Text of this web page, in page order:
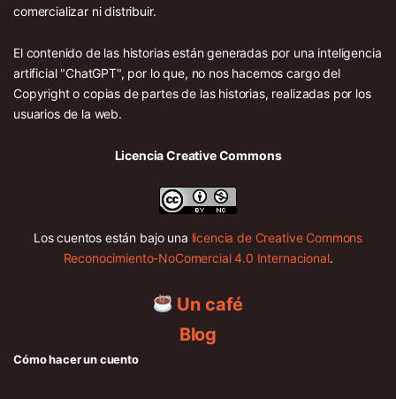
comercializar ni distribuir.
El contenido de las historias están generadas por una inteligencia
artificial "ChatGPT", por lo que, no nos hacemos cargo del
Copyright o copias de partes de las historias, realizadas por los
usuarios de la web.
Licencia Creative Commons
Los cuentos están bajo una licencia de Creative Commons
Reconocimiento-NoComercial 4.0 Internacional.
Un café
Blog
Cómo hacer un cuento